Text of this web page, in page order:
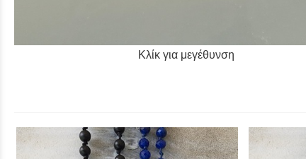
Κλίκ για μεγέθυνση